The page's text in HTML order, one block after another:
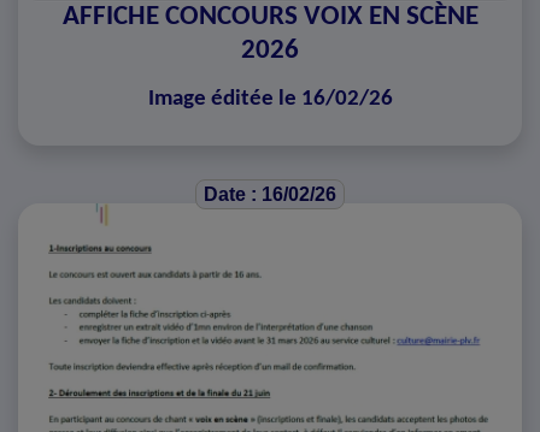
AFFICHE CONCOURS VOIX EN SCÈNE
2026
Image éditée le 16/02/26
Date : 16/02/26